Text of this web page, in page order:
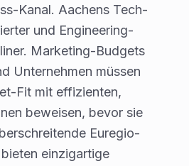
Kanal. Aachens Tech-
und Engineering-
Marketing-Budgets
Unternehmen müssen
Fit mit effizienten,
beweisen, bevor sie
Euregio-
einzigartige